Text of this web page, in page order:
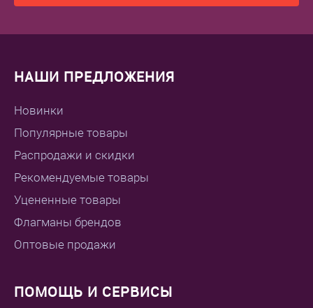
НАШИ ПРЕДЛОЖЕНИЯ
Новинки
Популярные товары
Распродажи и скидки
Рекомендуемые товары
Уцененные товары
Флагманы брендов
Оптовые продажи
ПОМОЩЬ И СЕРВИСЫ